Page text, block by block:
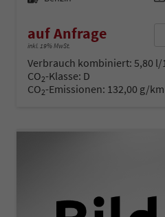
auf Anfrage
inkl. 19% MwSt.
Verbrauch kombiniert: 5,80 l/
CO2-Klasse: D
CO2-Emissionen: 132,00 g/km